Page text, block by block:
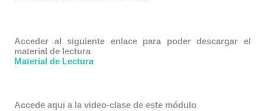
Acceder al siguiente enlace para poder descargar el
material de lectura
Material de Lectura
Accede aqui a la video-clase de este módulo